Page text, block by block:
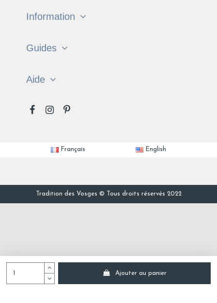
Ajouter au panier
Information
Guides
Aide
Français English
Tradition des Vosges © Tous droits réservés 2022